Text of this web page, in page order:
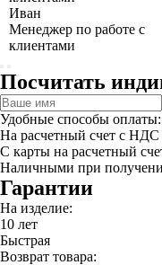
Иван
Менеджер по работе с
клиентами
Посчитать
Удобные способы оплаты:
На расчетный счет с НДС
С карты на расчетный
Наличными при
Гарантии
На изделие:
10 лет
Быстрая
Возврат товара: